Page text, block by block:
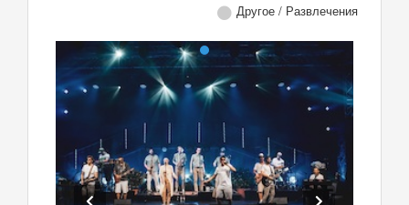
Другое / Развлечения